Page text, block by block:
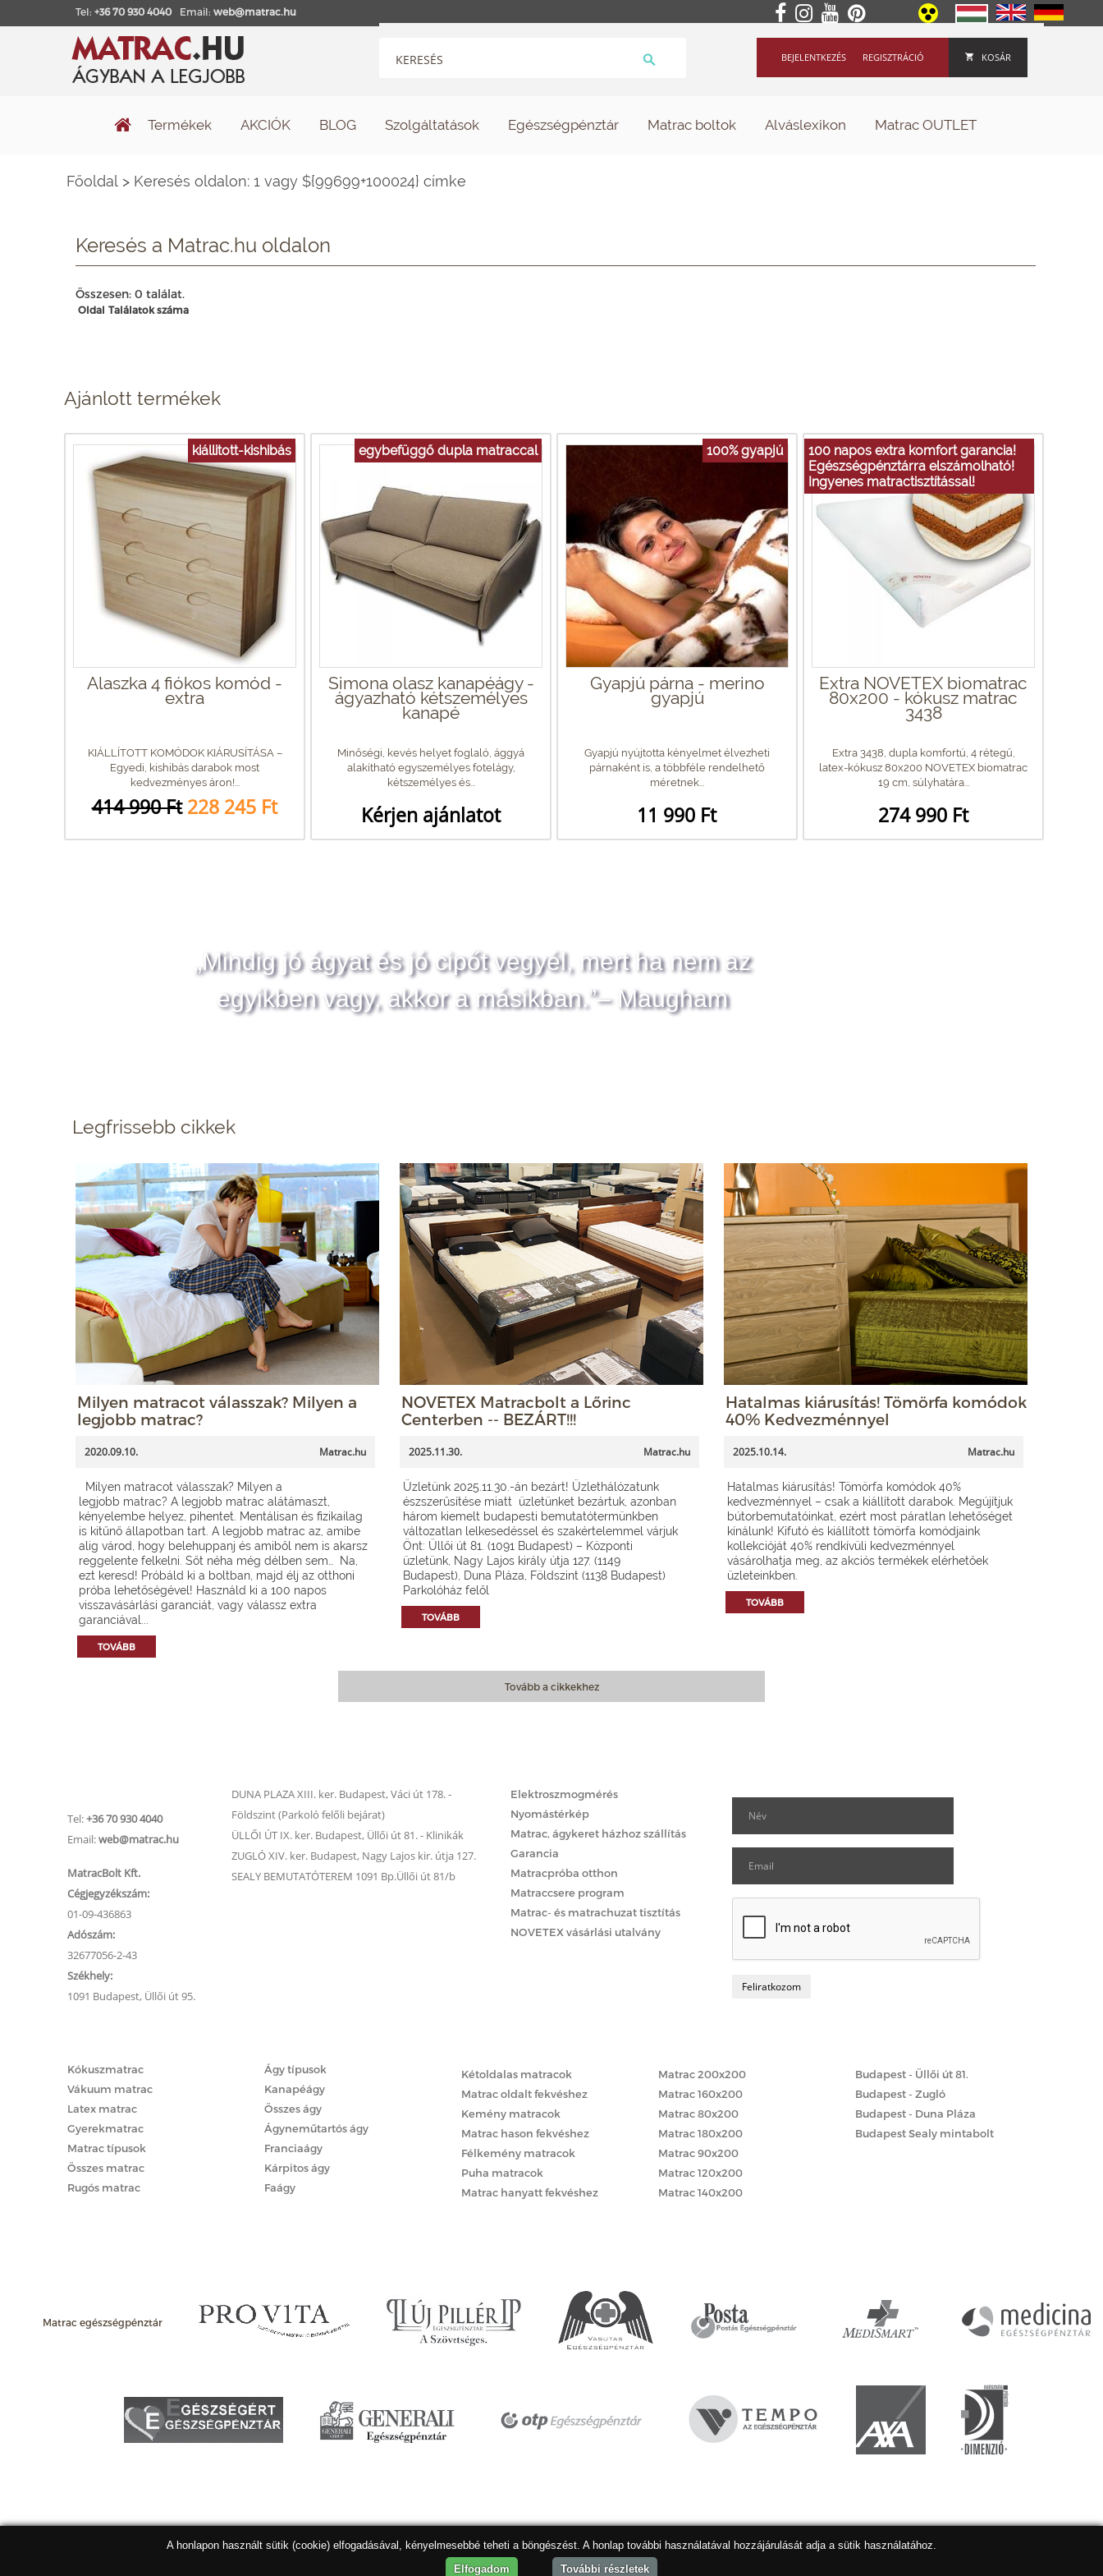
Tel: +36 70 930 4040 Email: web@matrac.hu
KOSÁR
REGISZTRÁCIÓ
BEJELENTKEZÉS
Termékek AKCIÓK BLOG Szolgáltatások Egészségpénztár Matrac boltok Alváslexikon Matrac OUTLET
Főoldal > Keresés oldalon: 1 vagy ${99699+100024} címke
Keresés a Matrac.hu oldalon
Összesen: 0 találat.
Oldal Találatok száma
Ajánlott termékek
kiállitott-kishibás
Alaszka 4 fiókos komód -
extra
KIÁLLÍTOTT KOMÓDOK KIÁRUSÍTÁSA –
Egyedi, kishibás darabok most
kedvezményes áron!...
414 990 Ft 228 245 Ft
egybefüggő dupla matraccal
Simona olasz kanapéágy -
ágyazható kétszemélyes
kanapé
Minőségi, kevés helyet foglaló, ággyá
alakítható egyszemélyes fotelágy,
kétszemélyes és...
Kérjen ajánlatot
100% gyapjú
Gyapjú párna - merino
gyapjú
Gyapjú nyújtotta kényelmet élvezheti
párnaként is, a többféle rendelhető
méretnek...
11 990 Ft
100 napos extra komfort garancia!
Egészségpénztárra elszámolható!
Ingyenes matractisztítással!
Extra NOVETEX biomatrac
80x200 - kókusz matrac
3438
Extra 3438, dupla komfortú, 4 rétegű,
latex-kókusz 80x200 NOVETEX biomatrac
19 cm, súlyhatára...
274 990 Ft
„Mindig jó ágyat és jó cipőt vegyél, mert ha nem az
egyikben vagy, akkor a másikban.”– Maugham
Legfrissebb cikkek
Milyen matracot válasszak? Milyen a
legjobb matrac?
2020.09.10. Matrac.hu
Milyen matracot válasszak? Milyen a
legjobb matrac? A legjobb matrac alátámaszt,
kényelembe helyez, pihentet. Mentálisan és fizikailag
is kitűnő állapotban tart. A legjobb matrac az, amibe
alig várod, hogy belehuppanj és amiből nem is akarsz
reggelente felkelni. Sőt néha még délben sem… Na,
ezt keresd! Próbáld ki a boltban, majd élj az otthoni
próba lehetőségével! Használd ki a 100 napos
visszavásárlási garanciát, vagy válassz extra
garanciával...
TOVÁBB
NOVETEX Matracbolt a Lőrinc
Centerben -- BEZÁRT!!!
2025.11.30. Matrac.hu
Üzletünk 2025.11.30.-án bezárt! Üzlethálózatunk
észszerűsítése miatt üzletünket bezártuk, azonban
három kiemelt budapesti bemutatótermünkben
változatlan lelkesedéssel és szakértelemmel várjuk
Önt: Üllői út 81. (1091 Budapest) – Központi
üzletünk, Nagy Lajos király útja 127. (1149
Budapest), Duna Pláza, Földszint (1138 Budapest)
Parkolóház felől
TOVÁBB
Hatalmas kiárusítás! Tömörfa komódok
40% Kedvezménnyel
2025.10.14. Matrac.hu
Hatalmas kiárusítás! Tömörfa komódok 40%
kedvezménnyel – csak a kiállított darabok. Megújítjuk
bútorbemutatóinkat, ezért most páratlan lehetőséget
kínálunk! Kifutó és kiállított tömörfa komódjaink
kollekcióját 40% rendkívüli kedvezménnyel
vásárolhatja meg, az akciós termékek elérhetőek
üzleteinkben.
TOVÁBB
Tovább a cikkekhez
Tel:+36 70 930 4040
Email:web@matrac.hu
MatracBolt Kft.
Cégjegyzékszám:
01-09-436863
Adószám:
32677056-2-43
Székhely:
1091 Budapest, Üllői út 95.
DUNA PLAZA XIII. ker. Budapest, Váci út 178. -
Földszint (Parkoló felőli bejárat)
ÜLLŐI ÚT IX. ker. Budapest, Üllői út 81. - Klinikák
ZUGLÓ XIV. ker. Budapest, Nagy Lajos kir. útja 127.
SEALY BEMUTATÓTEREM 1091 Bp.Üllői út 81/b
Elektroszmogmérés
Nyomástérkép
Matrac, ágykeret házhoz szállítás
Garancia
Matracpróba otthon
Matraccsere program
Matrac- és matrachuzat tisztítás
NOVETEX vásárlási utalvány
Kókuszmatrac
Vákuum matrac
Latex matrac
Gyerekmatrac
Matrac típusok
Összes matrac
Rugós matrac
Ágy típusok
Kanapéágy
Összes ágy
Ágyneműtartós ágy
Franciaágy
Kárpitos ágy
Faágy
Kétoldalas matracok
Matrac oldalt fekvéshez
Kemény matracok
Matrac hason fekvéshez
Félkemény matracok
Puha matracok
Matrac hanyatt fekvéshez
Matrac 200x200
Matrac 160x200
Matrac 80x200
Matrac 180x200
Matrac 90x200
Matrac 120x200
Matrac 140x200
Budapest - Üllői út 81.
Budapest - Zugló
Budapest - Duna Pláza
Budapest Sealy mintabolt
Matrac egészségpénztár
A honlapon használt sütik (cookie) elfogadásával, kényelmesebbé teheti a böngészést. A honlap további használatával hozzájárulását adja a sütik használatához.
Elfogadom
További részletek